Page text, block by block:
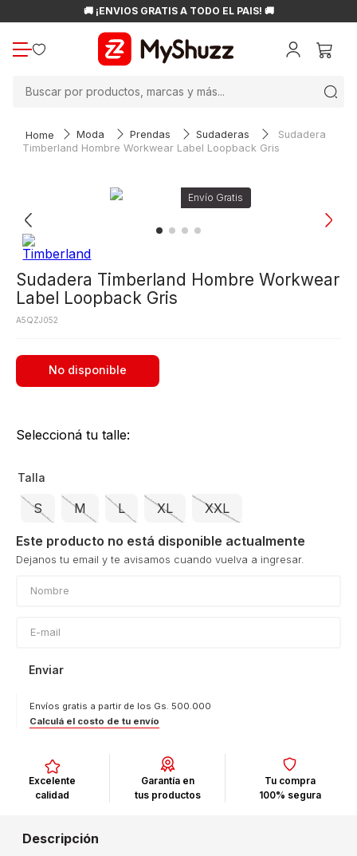
🚚 ¡ENVÍOS GRATIS A TODO EL PAÍS! 🚚
Moda Prendas Sudaderas
Sudadera
Timberland Hombre Workwear Label Loopback Gris
Sudadera Timberland Hombre Workwear
Label Loopback Gris
A5QZJ052
No disponible
Seleccioná tu talle:
Talla
S M L XL XXL
Este producto no está disponible actualmente
Enviar
Envíos gratis a partir de los Gs. 500.000
Calculá el costo de tu envío
Excelente
calidad
Garantía en
tus productos
Tu compra
100% segura